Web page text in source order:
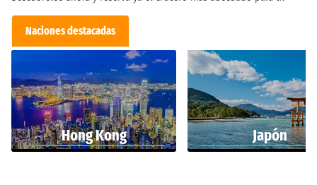
Naciones destacadas
Hong Kong Japón